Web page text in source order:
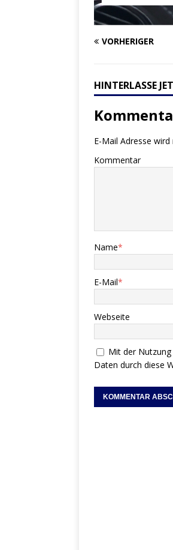
VORHERIGER
HINTERLASSE
E-Mail Adresse
Kommentar
Name*
E-Mail*
Webseite
Mit der
Daten durch diese